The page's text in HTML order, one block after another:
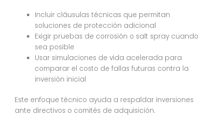
Incluir cláusulas técnicas que permitan
soluciones de protección adicional
Exigir pruebas de corrosión o salt spray cuando
sea posible
Usar simulaciones de vida acelerada para
comparar el costo de fallas futuras contra la
inversión inicial
Este enfoque técnico ayuda a respaldar inversiones
ante directivos o comités de adquisición.